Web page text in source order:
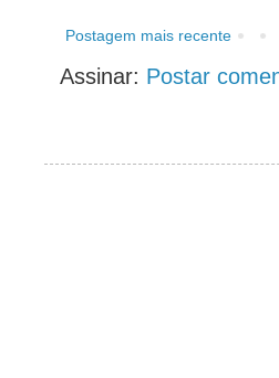
Postagem mais recente
Assinar: Postar